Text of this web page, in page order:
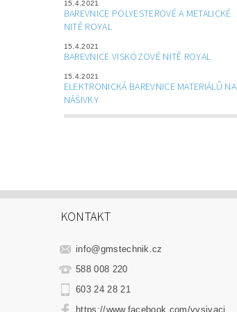
15.4.2021
BAREVNICE POLYESTEROVÉ A METALICKÉ
NITĚ ROYAL
15.4.2021
BAREVNICE VISKÓZOVÉ NITĚ ROYAL
15.4.2021
ELEKTRONICKÁ BAREVNICE MATERIÁLŮ NA
NÁŠIVKY
KONTAKT
info@gmstechnik.cz
588 008 220
603 24 28 21
https://www.facebook.com/vysivaci